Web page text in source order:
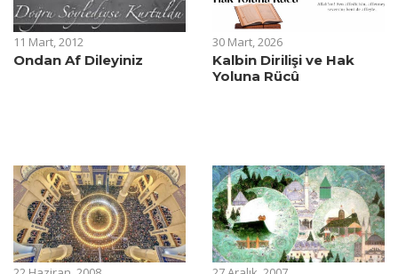
11 Mart, 2012
Ondan Af Dileyiniz
30 Mart, 2026
Kalbin Dirilişi ve Hak
Yoluna Rücû